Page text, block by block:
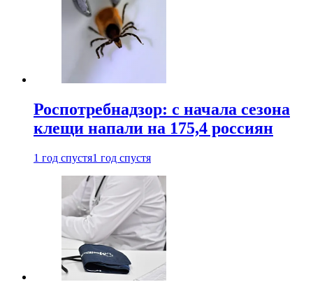
Роспотребнадзор: с начала сезона
клещи напали на 175,4 россиян
1 год спустя1 год спустя